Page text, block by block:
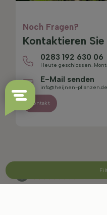
Noch Fragen?
Kontaktieren Sie
0283 192 630 06
Heute geschlossen.
E-Mail senden
info@heijnen-pflanzen.de
Kontakt
4.4/5